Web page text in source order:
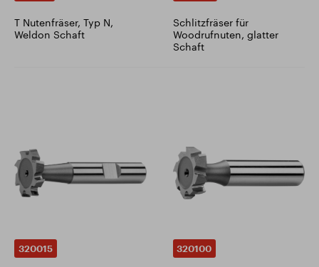
T Nutenfräser, Typ N,
Weldon Schaft
Schlitzfräser für
Woodrufnuten, glatter
Schaft
320015 320100